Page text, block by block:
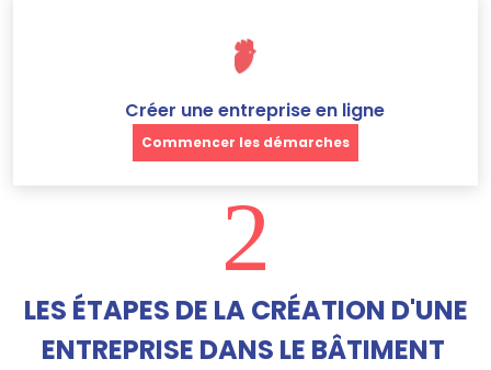
Créer une entreprise en ligne
Commencer les démarches
2
LES ÉTAPES DE LA CRÉATION D'UNE
ENTREPRISE DANS LE BÂTIMENT